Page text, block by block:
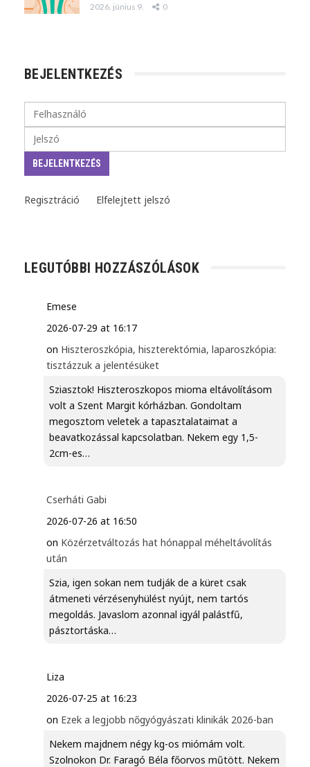
2026. június 9. 0
BEJELENTKEZÉS
Regisztráció Elfelejtett jelszó
LEGUTÓBBI HOZZÁSZÓLÁSOK
Emese
2026-07-29 at 16:17
on Hiszteroszkópia, hiszterektómia, laparoszkópia:
tisztázzuk a jelentésüket
Sziasztok! Hiszteroszkopos mioma eltávolításom
volt a Szent Margit kórházban. Gondoltam
megosztom veletek a tapasztalataimat a
beavatkozással kapcsolatban. Nekem egy 1,5-
2cm-es…
Cserháti Gabi
2026-07-26 at 16:50
on Közérzetváltozás hat hónappal méheltávolítás
után
Szia, igen sokan nem tudják de a küret csak
átmeneti vérzésenyhülést nyújt, nem tartós
megoldás. Javaslom azonnal igyál palástfű,
pásztortáska…
Liza
2026-07-25 at 16:23
on Ezek a legjobb nőgyógyászati klinikák 2026-ban
Nekem majdnem négy kg-os miómám volt.
Szolnokon Dr. Faragó Béla főorvos műtött. Nekem